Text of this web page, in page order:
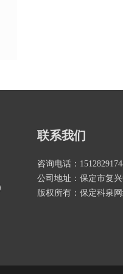
联系我们
咨询电话：
公司地址：保定市复
版权所有：保定科泉